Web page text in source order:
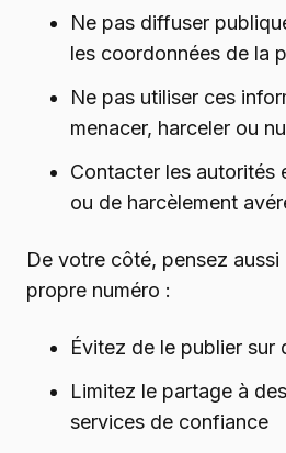
Ne pas diffuser
les coordonnées de la
Ne pas utiliser ces
menacer, harceler ou
Contacter les autorités
ou de harcèlement
De votre côté, pensez
propre numéro :
Évitez de le publier sur
Limitez le partage à
services de confiance